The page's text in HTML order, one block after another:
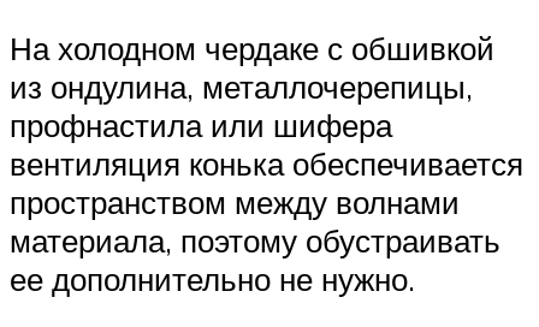
На холодном чердаке с обшивкой
из ондулина, металлочерепицы,
профнастила или шифера
вентиляция конька обеспечивается
пространством между волнами
материала, поэтому обустраивать
ее дополнительно не нужно.